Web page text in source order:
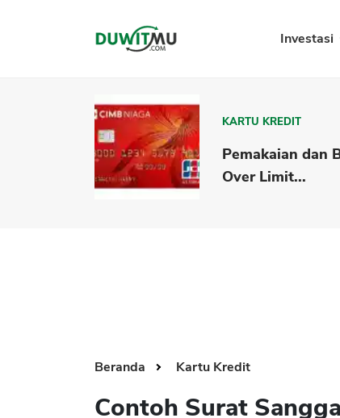
Investasi
KARTU KREDIT
Pemakaian dan
Over Limit...
Beranda Kartu Kredit
Contoh Surat